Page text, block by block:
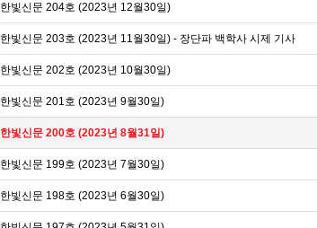
한빛신문 204호 (2023년 12월30일)
한빛신문 203호 (2023년 11월30일) - 장단파 백학사 시제 기사
한빛신문 202호 (2023년 10월30일)
한빛신문 201호 (2023년 9월30일)
한빛신문 200호 (2023년 8월31일)
한빛신문 199호 (2023년 7월30일)
한빛신문 198호 (2023년 6월30일)